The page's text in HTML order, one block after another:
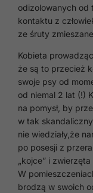
odizolowanych od
kontaktu z
ze śruty
Kobieta
że są to przecież
swoje psy od
od niemal 2 lat (!)
na pomysł, by
w tak
nie wiedziały,że
po posesji z
„kojce” i
W
brodzą w swoich